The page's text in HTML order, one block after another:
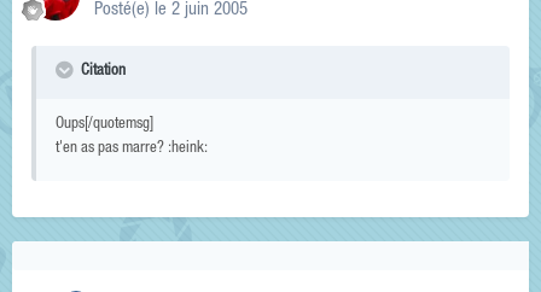
Posté(e) le 2 juin 2005
Citation
Oups[/quotemsg]
t'en as pas marre? :heink: